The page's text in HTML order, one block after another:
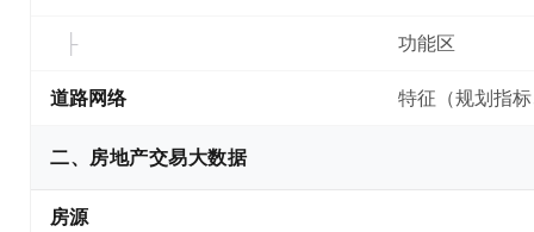
功能区
道路网络 特征（规划指
二、房地产交易大数据
房源